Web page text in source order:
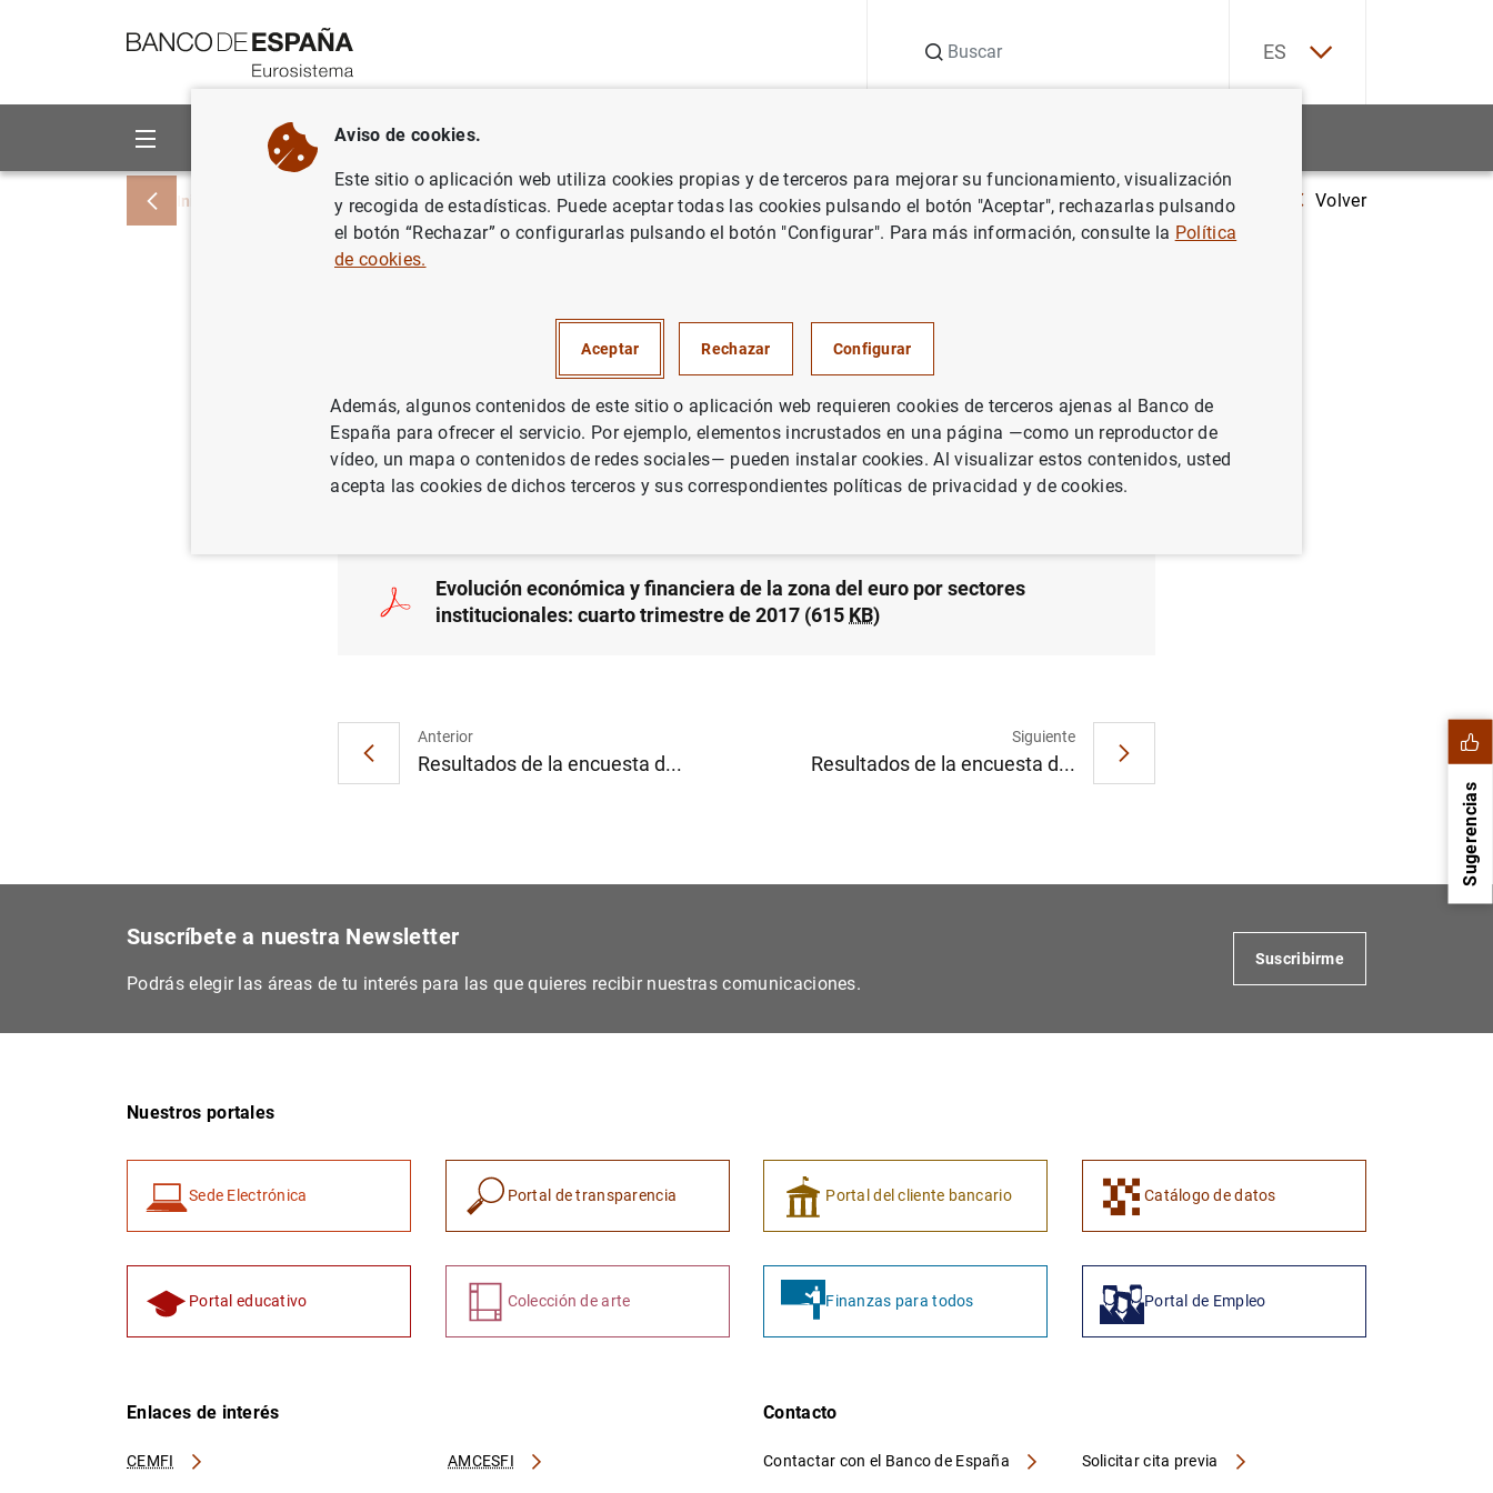
ES
Sobre el Banco Áreas de actuación
Inicio Noticias y eventos Noticias del Banco Central Europeo Notas de prensa del Banco Central Europeo Evolución económica y financiera de la zona del euro por sectores
Volver
euro por sectores institucionales: cuarto
trimestre de 2017
27/04/2018 ESPAÑA
SITUACIÓN ECONÓMICA
Evolución económica y financiera de la zona del euro por sectores
institucionales: cuarto trimestre de 2017 (615 KB)
Anterior
Resultados de la encuesta d...
Siguiente
Resultados de la encuesta d...
Sugerencias
Suscríbete a nuestra Newsletter
Podrás elegir las áreas de tu interés para las que quieres recibir nuestras comunicaciones.
Suscribirme
Nuestros portales
Sede Electrónica Portal de transparencia Portal del cliente bancario Catálogo de datos
Portal educativo Colección de arte Finanzas para todos Portal de Empleo
Enlaces de interés
CEMFI AMCESFI
Contacto
Contactar con el Banco de España Solicitar cita previa
Aviso de cookies.
Este sitio o aplicación web utiliza cookies propias y de terceros para mejorar su funcionamiento, visualización
y recogida de estadísticas. Puede aceptar todas las cookies pulsando el botón "Aceptar", rechazarlas pulsando
el botón “Rechazar” o configurarlas pulsando el botón "Configurar". Para más información, consulte la Política
de cookies.
Aceptar Rechazar Configurar
Además, algunos contenidos de este sitio o aplicación web requieren cookies de terceros ajenas al Banco de
España para ofrecer el servicio. Por ejemplo, elementos incrustados en una página —como un reproductor de
vídeo, un mapa o contenidos de redes sociales— pueden instalar cookies. Al visualizar estos contenidos, usted
acepta las cookies de dichos terceros y sus correspondientes políticas de privacidad y de cookies.